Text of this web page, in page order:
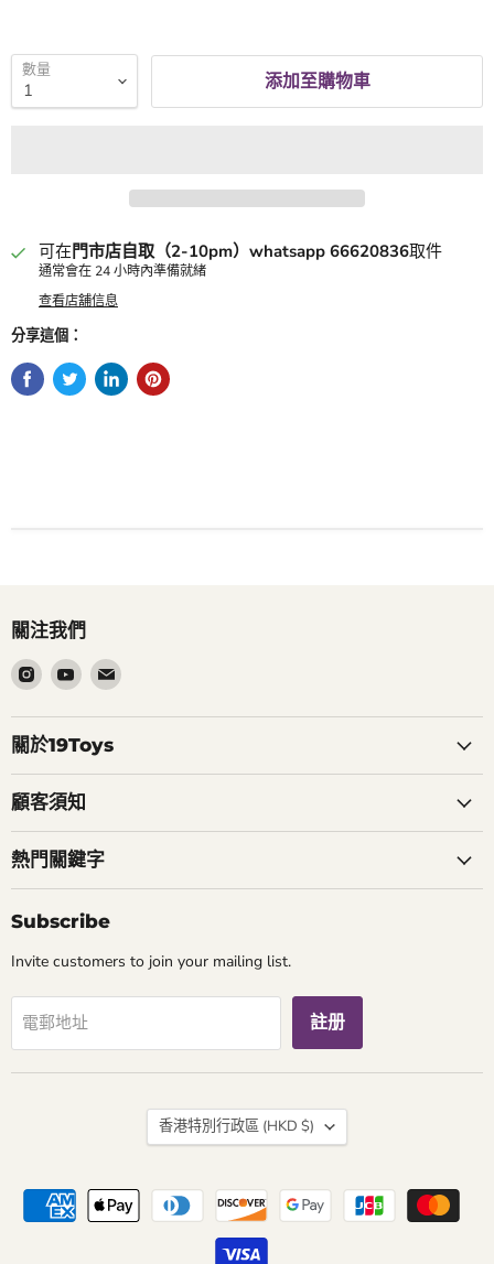
數量 添加至購物車
可在 門市店自取（2-10pm）whatsapp 66620836取件
通常會在 24 小時內準備就緒
查看店舖信息
分享這個：
關注我們
在
Instagram
找
到
們
在
Youtube
找
到
們
在
郵
關於19Toys
顧客須知
熱門關鍵字
Subscribe
Invite customers to join your mailing list.
電郵地址 註册
國
家
香港特別行政區 (HKD $)